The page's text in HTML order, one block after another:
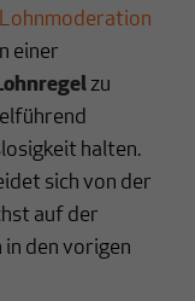
einer
zu
halten.
sich von der
auf der
in den vorigen